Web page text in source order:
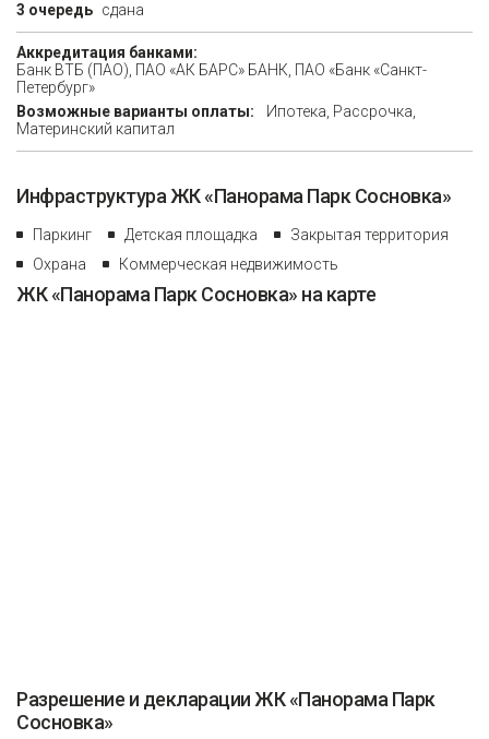
3 очередь сдана
Аккредитация банками:
Банк ВТБ (ПАО), ПАО «АК БАРС» БАНК, ПАО «Банк «Санкт-
Петербург»
Возможные варианты оплаты:
Ипотека, Рассрочка,
Материнский капитал
Инфраструктура ЖК «Панорама Парк Сосновка»
Паркинг Детская площадка
Закрытая территория
Охрана
Коммерческая недвижимость
ЖК «Панорама Парк Сосновка» на карте
Разрешение и декларации ЖК «Панорама Парк
Сосновка»